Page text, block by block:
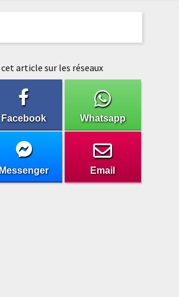
cet article sur les réseaux
Facebook Whatsapp
Messenger Email